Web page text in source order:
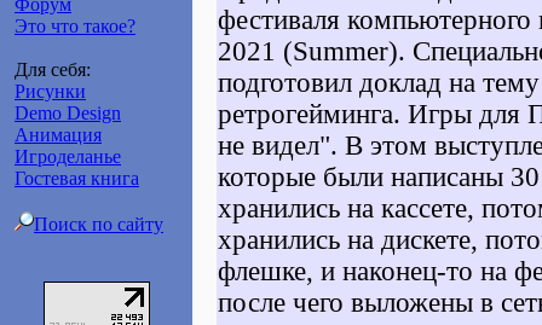
Форум
Это что такое?
Для себя:
Рисунки
Demo Design
Анимация
Игроделанье
Гостевая книга
Поиск по сайту
фестиваля компьютерного
2021 (Summer).
подготовил доклад на
ретрогейминга. Игры
не видел". В этом
которые были написаны
хранились на кассете,
хранились на дискете,
флешке, и наконец-то на
после чего выложены в